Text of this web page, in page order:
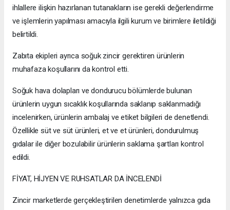
ihlallere ilişkin hazırlanan tutanakların ise gerekli değerlendirme
ve işlemlerin yapılması amacıyla ilgili kurum ve birimlere iletildiği
belirtildi.
Zabıta ekipleri ayrıca soğuk zincir gerektiren ürünlerin
muhafaza koşullarını da kontrol etti.
Soğuk hava dolapları ve dondurucu bölümlerde bulunan
ürünlerin uygun sıcaklık koşullarında saklanıp saklanmadığı
incelenirken, ürünlerin ambalaj ve etiket bilgileri de denetlendi.
Özellikle süt ve süt ürünleri, et ve et ürünleri, dondurulmuş
gıdalar ile diğer bozulabilir ürünlerin saklama şartları kontrol
edildi.
FİYAT, HİJYEN VE RUHSATLAR DA İNCELENDİ
Zincir marketlerde gerçekleştirilen denetimlerde yalnızca gıda